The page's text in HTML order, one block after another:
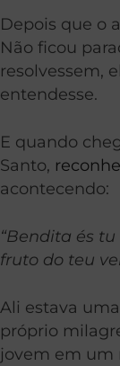
Depois que o
Não ficou
resolvessem,
entendesse.
E quando
Santo,
acontecendo:
“Bendita és
fruto do teu
Ali estava
próprio
jovem em um